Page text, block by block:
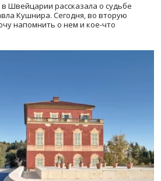
Швейцарии рассказала о судьбе
Кушнира. Сегодня, во вторую
напомнить о нем и кое-что